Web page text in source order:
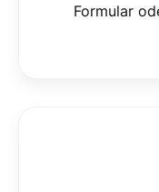
Formular